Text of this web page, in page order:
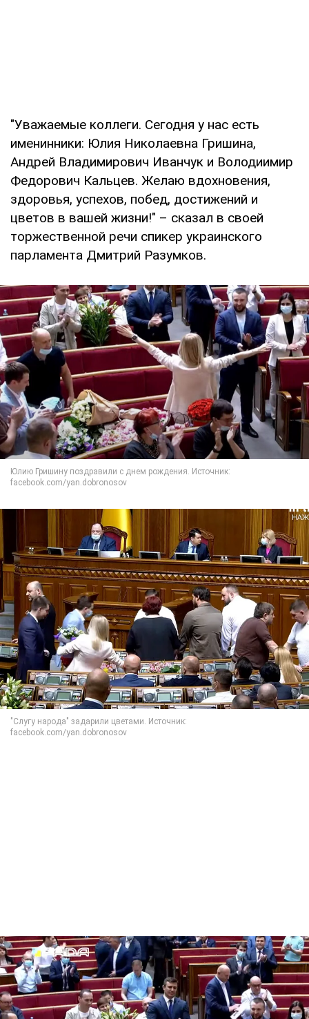
"Уважаемые коллеги. Сегодня у нас есть
именинники: Юлия Николаевна Гришина,
Андрей Владимирович Иванчук и Володиимир
Федорович Кальцев. Желаю вдохновения,
здоровья, успехов, побед, достижений и
цветов в вашей жизни!" – сказал в своей
торжественной речи спикер украинского
парламента Дмитрий Разумков.